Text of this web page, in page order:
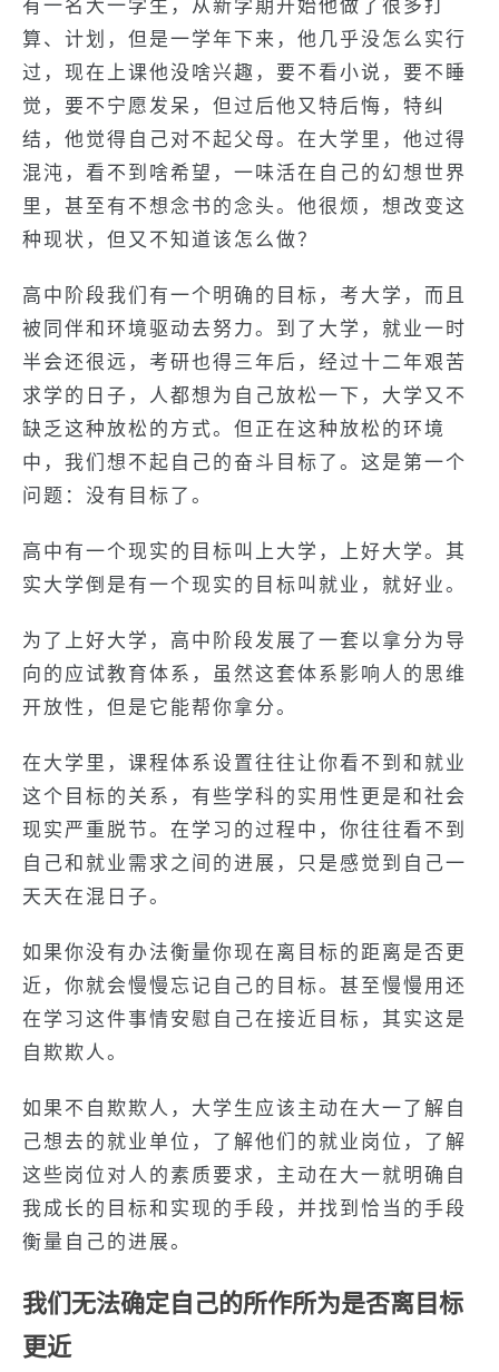
有一名大一学生，从新学期开始他做了很多打
算、计划，但是一学年下来，他几乎没怎么实行
过，现在上课他没啥兴趣，要不看小说，要不睡
觉，要不宁愿发呆，但过后他又特后悔，特纠
结，他觉得自己对不起父母。在大学里，他过得
混沌，看不到啥希望，一味活在自己的幻想世界
里，甚至有不想念书的念头。他很烦，想改变这
种现状，但又不知道该怎么做？
高中阶段我们有一个明确的目标，考大学，而且
被同伴和环境驱动去努力。到了大学，就业一时
半会还很远，考研也得三年后，经过十二年艰苦
求学的日子，人都想为自己放松一下，大学又不
缺乏这种放松的方式。但正在这种放松的环境
中，我们想不起自己的奋斗目标了。这是第一个
问题：没有目标了。
高中有一个现实的目标叫上大学，上好大学。其
实大学倒是有一个现实的目标叫就业，就好业。
为了上好大学，高中阶段发展了一套以拿分为导
向的应试教育体系，虽然这套体系影响人的思维
开放性，但是它能帮你拿分。
在大学里，课程体系设置往往让你看不到和就业
这个目标的关系，有些学科的实用性更是和社会
现实严重脱节。在学习的过程中，你往往看不到
自己和就业需求之间的进展，只是感觉到自己一
天天在混日子。
如果你没有办法衡量你现在离目标的距离是否更
近，你就会慢慢忘记自己的目标。甚至慢慢用还
在学习这件事情安慰自己在接近目标，其实这是
自欺欺人。
如果不自欺欺人，大学生应该主动在大一了解自
己想去的就业单位，了解他们的就业岗位，了解
这些岗位对人的素质要求，主动在大一就明确自
我成长的目标和实现的手段，并找到恰当的手段
衡量自己的进展。
我们无法确定自己的所作所为是否离目标
更近